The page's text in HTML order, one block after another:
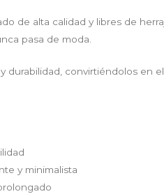
de alta calidad y libres de
pasa de moda.
durabilidad, convirtiéndolos
y minimalista